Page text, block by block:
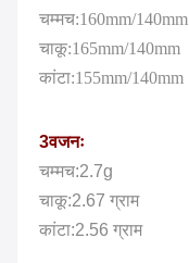
चम्मच:160mm/140mm
चाकू:165mm/140mm
कांटा:155mm/140mm
3वजनः
चम्मच:2.7g
चाकू:2.67 ग्राम
कांटा:2.56 ग्राम